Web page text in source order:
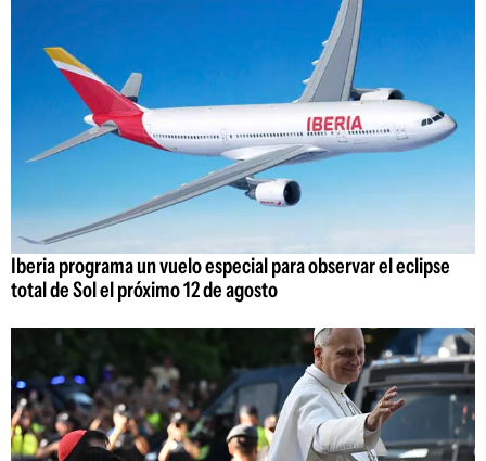
Iberia programa un vuelo especial para observar el eclipse
total de Sol el próximo 12 de agosto